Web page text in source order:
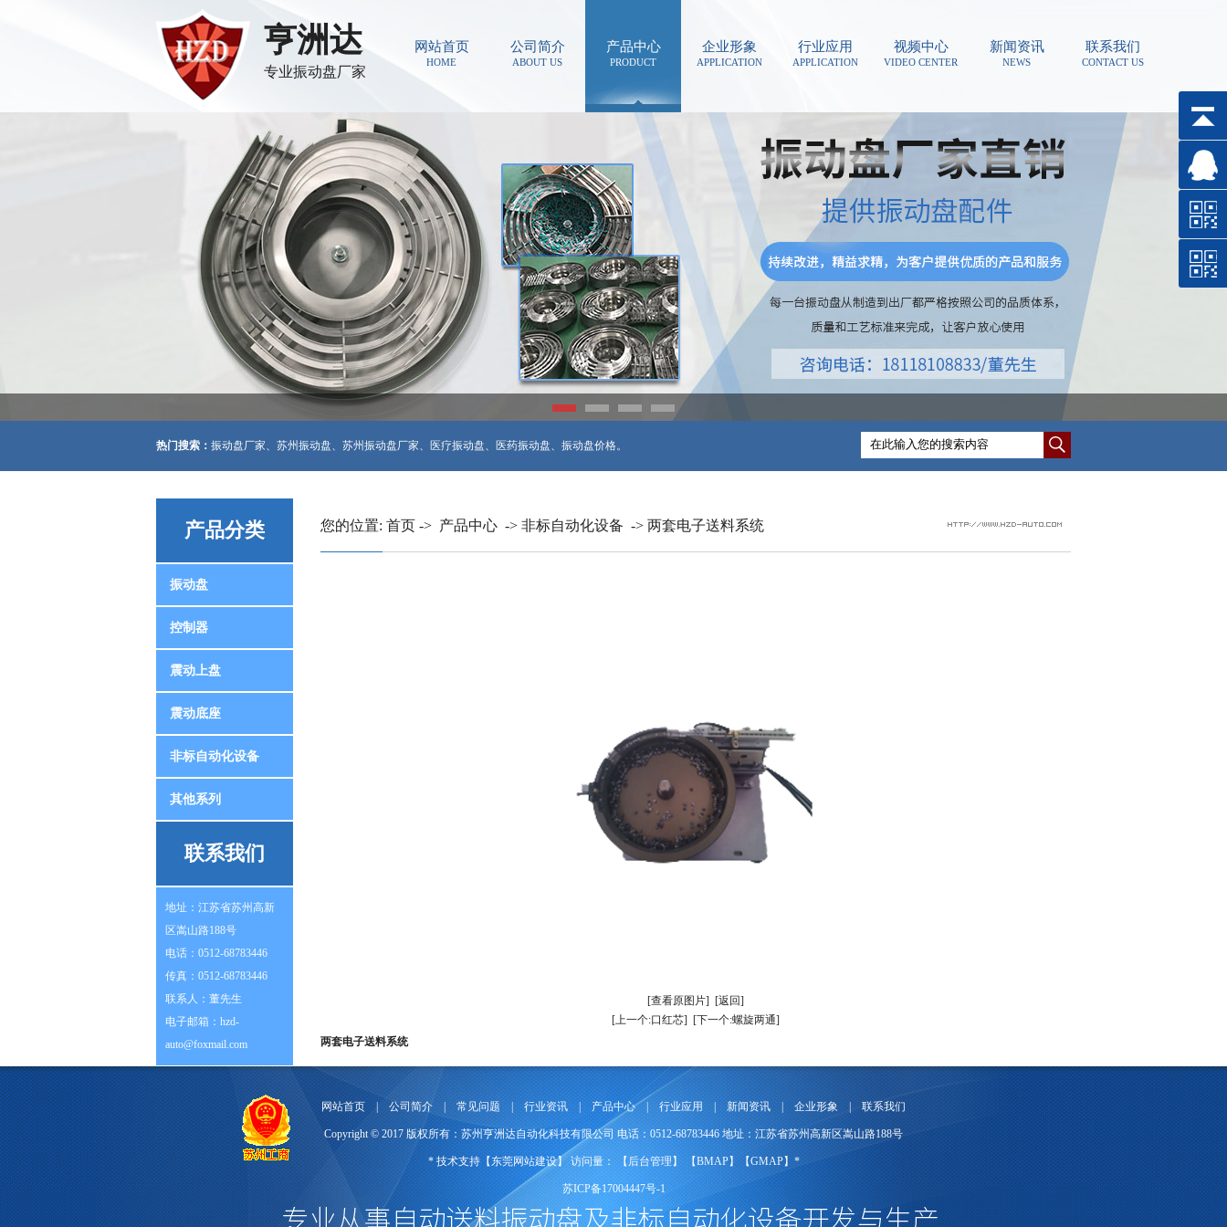
亨洲达
专业振动盘厂家
网站首页
HOME
公司简介
ABOUT US
产品中心
PRODUCT
企业形象
APPLICATION
行业应用
APPLICATION
视频中心
VIDEO CENTER
新闻资讯
NEWS
联系我们
CONTACT US
热门搜索： 振动盘厂家、 苏州振动盘、 苏州振动盘厂家、 医疗振动盘、 医药振动盘、 振动盘价格。
产品分类
振动盘
控制器
震动上盘
震动底座
非标自动化设备
其他系列
联系我们
地址：江苏省苏州高新
区嵩山路188号
电话：0512-68783446
传真：0512-68783446
联系人：董先生
电子邮箱：hzd-
auto@foxmail.com
您的位置: 首页 -> 产品中心 -> 非标自动化设备 -> 两套电子送料系统
[查看原图片] [返回]
[上一个:口红芯] [下一个:螺旋两通]
两套电子送料系统
网站首页|公司简介|常见问题|行业资讯|产品中心|行业应用|新闻资讯|企业形象|联系我们
Copyright © 2017 版权所有：苏州亨洲达自动化科技有限公司 电话：0512-68783446 地址：江苏省苏州高新区嵩山路188号
* 技术支持【东莞网站建设】访问量：【后台管理】 【BMAP】【GMAP】*
苏ICP备17004447号-1